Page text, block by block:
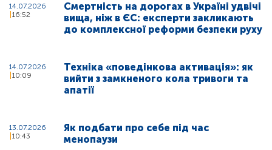
14.07.2026
16:52
Смертність на дорогах в Україні удвічі
вища, ніж в ЄС: експерти закликають
до комплексної реформи безпеки руху
14.07.2026
10:09
Техніка «поведінкова активація»: як
вийти з замкненого кола тривоги та
апатії
13.07.2026
10:43
Як подбати про себе під час
менопаузи